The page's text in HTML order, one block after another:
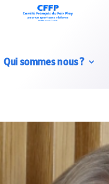
Qui sommes nous ?